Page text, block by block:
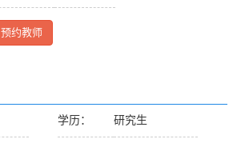
预约教师
学历： 研究生